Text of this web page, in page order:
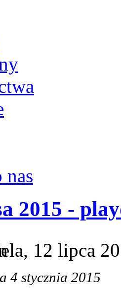
nas
2015 -
12 lipca
4 stycznia 2015